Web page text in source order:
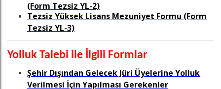
(Form Tezsiz YL-2)
Tezsiz Yüksek Lisans Mezuniyet Formu (Form
Tezsiz YL-3)
Yolluk Talebi ile İlgili Formlar
Şehir Dışından Gelecek Jüri Üyelerine Yolluk
Verilmesi İçin Yapılması Gerekenler